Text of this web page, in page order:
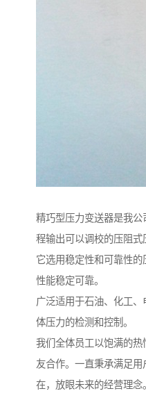
精巧型压力变送器是我
程输出可以调校的压阻式
它选用稳定性和可靠性
性能稳定可靠。
广泛适用于石油、化工
体压力的检测和控制。
我们全体员工以饱满的
友合作。一直秉承满足
在，放眼未来的经营理念。